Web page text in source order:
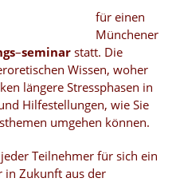
für einen
Münchener
–seminar statt. Die
Wissen, woher
längere Stressphasen in
Hilfestellungen, wie Sie
umgehen können.
Teilnehmer für sich ein
in Zukunft aus der